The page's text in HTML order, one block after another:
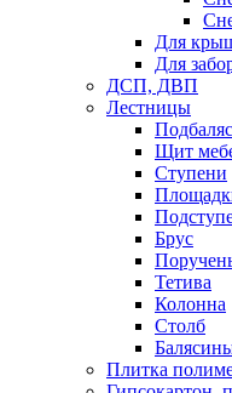
Для
Для
ДСП, ДВП
Лестницы
Щит
Ступени
Брус
Тетива
Колонна
Столб
Плитка